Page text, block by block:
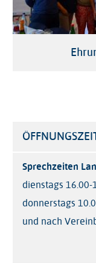
Sprechzeiten
dienstags 16.00-
donnerstags
und nach